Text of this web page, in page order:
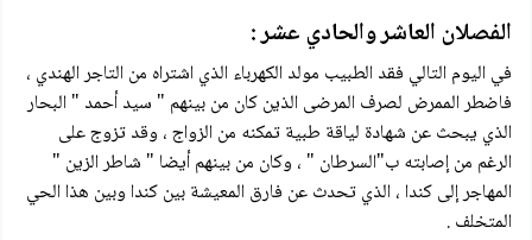
الفصلان العاشر والحادي عشر :
في اليوم التالي فقد الطبيب مولد الكهرباء الذي اشتراه من التاجر الهندي ،
فاضطر الممرض لصرف المرضى الذين كان من بينهم " سيد أحمد " البحار
الذي يبحث عن شهادة لياقة طبية تمكنه من الزواج ، وقد تزوج على
الرغم من إصابته ب"السرطان " ، وكان من بينهم أيضا " شاطر الزين "
المهاجر إلى كندا ، الذي تحدث عن فارق المعيشة بين كندا وبين هذا الحي
المتخلف .